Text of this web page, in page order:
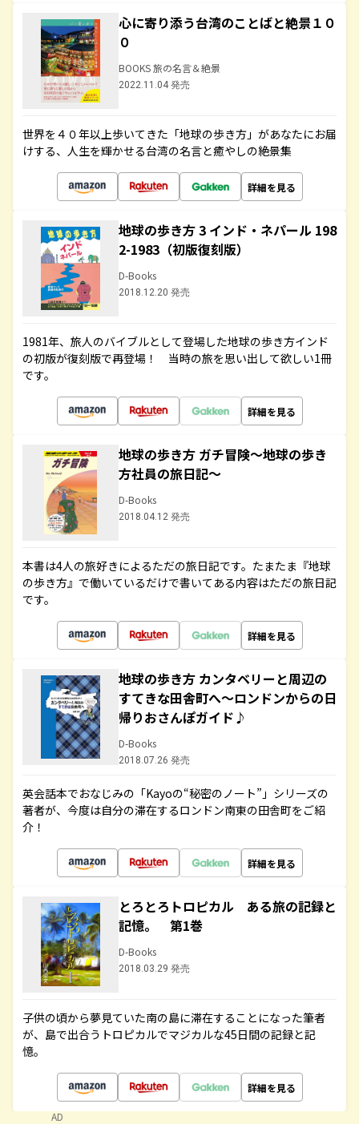
心に寄り添う台湾のことばと絶景１０
０
BOOKS 旅の名言＆絶景
2022.11.04 発売
世界を４０年以上歩いてきた「地球の歩き方」があなたにお届
けする、人生を輝かせる台湾の名言と癒やしの絶景集
詳細を見る
地球の歩き方 3 インド・ネパール 198
2-1983（初版復刻版）
D-Books
2018.12.20 発売
1981年、旅人のバイブルとして登場した地球の歩き方インド
の初版が復刻版で再登場！ 当時の旅を思い出して欲しい1冊
です。
詳細を見る
地球の歩き方 ガチ冒険～地球の歩き
方社員の旅日記～
D-Books
2018.04.12 発売
本書は4人の旅好きによるただの旅日記です。たまたま『地球
の歩き方』で働いているだけで書いてある内容はただの旅日記
です。
詳細を見る
地球の歩き方 カンタベリーと周辺の
すてきな田舎町へ～ロンドンからの日
帰りおさんぽガイド♪
D-Books
2018.07.26 発売
英会話本でおなじみの「Kayoの“秘密のノート”」シリーズの
著者が、今度は自分の滞在するロンドン南東の田舎町をご紹
介！
詳細を見る
とろとろトロピカル ある旅の記録と
記憶。 第1巻
D-Books
2018.03.29 発売
子供の頃から夢見ていた南の島に滞在することになった筆者
が、島で出合うトロピカルでマジカルな45日間の記録と記
憶。
詳細を見る
AD